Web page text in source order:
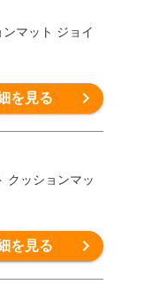
マット ジョイ
を見る
クッションマッ
を見る